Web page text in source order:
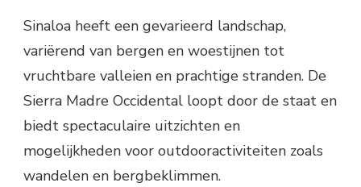
Sinaloa heeft een gevarieerd landschap,
variërend van bergen en woestijnen tot
vruchtbare valleien en prachtige stranden. De
Sierra Madre Occidental loopt door de staat en
biedt spectaculaire uitzichten en
mogelijkheden voor outdooractiviteiten zoals
wandelen en bergbeklimmen.